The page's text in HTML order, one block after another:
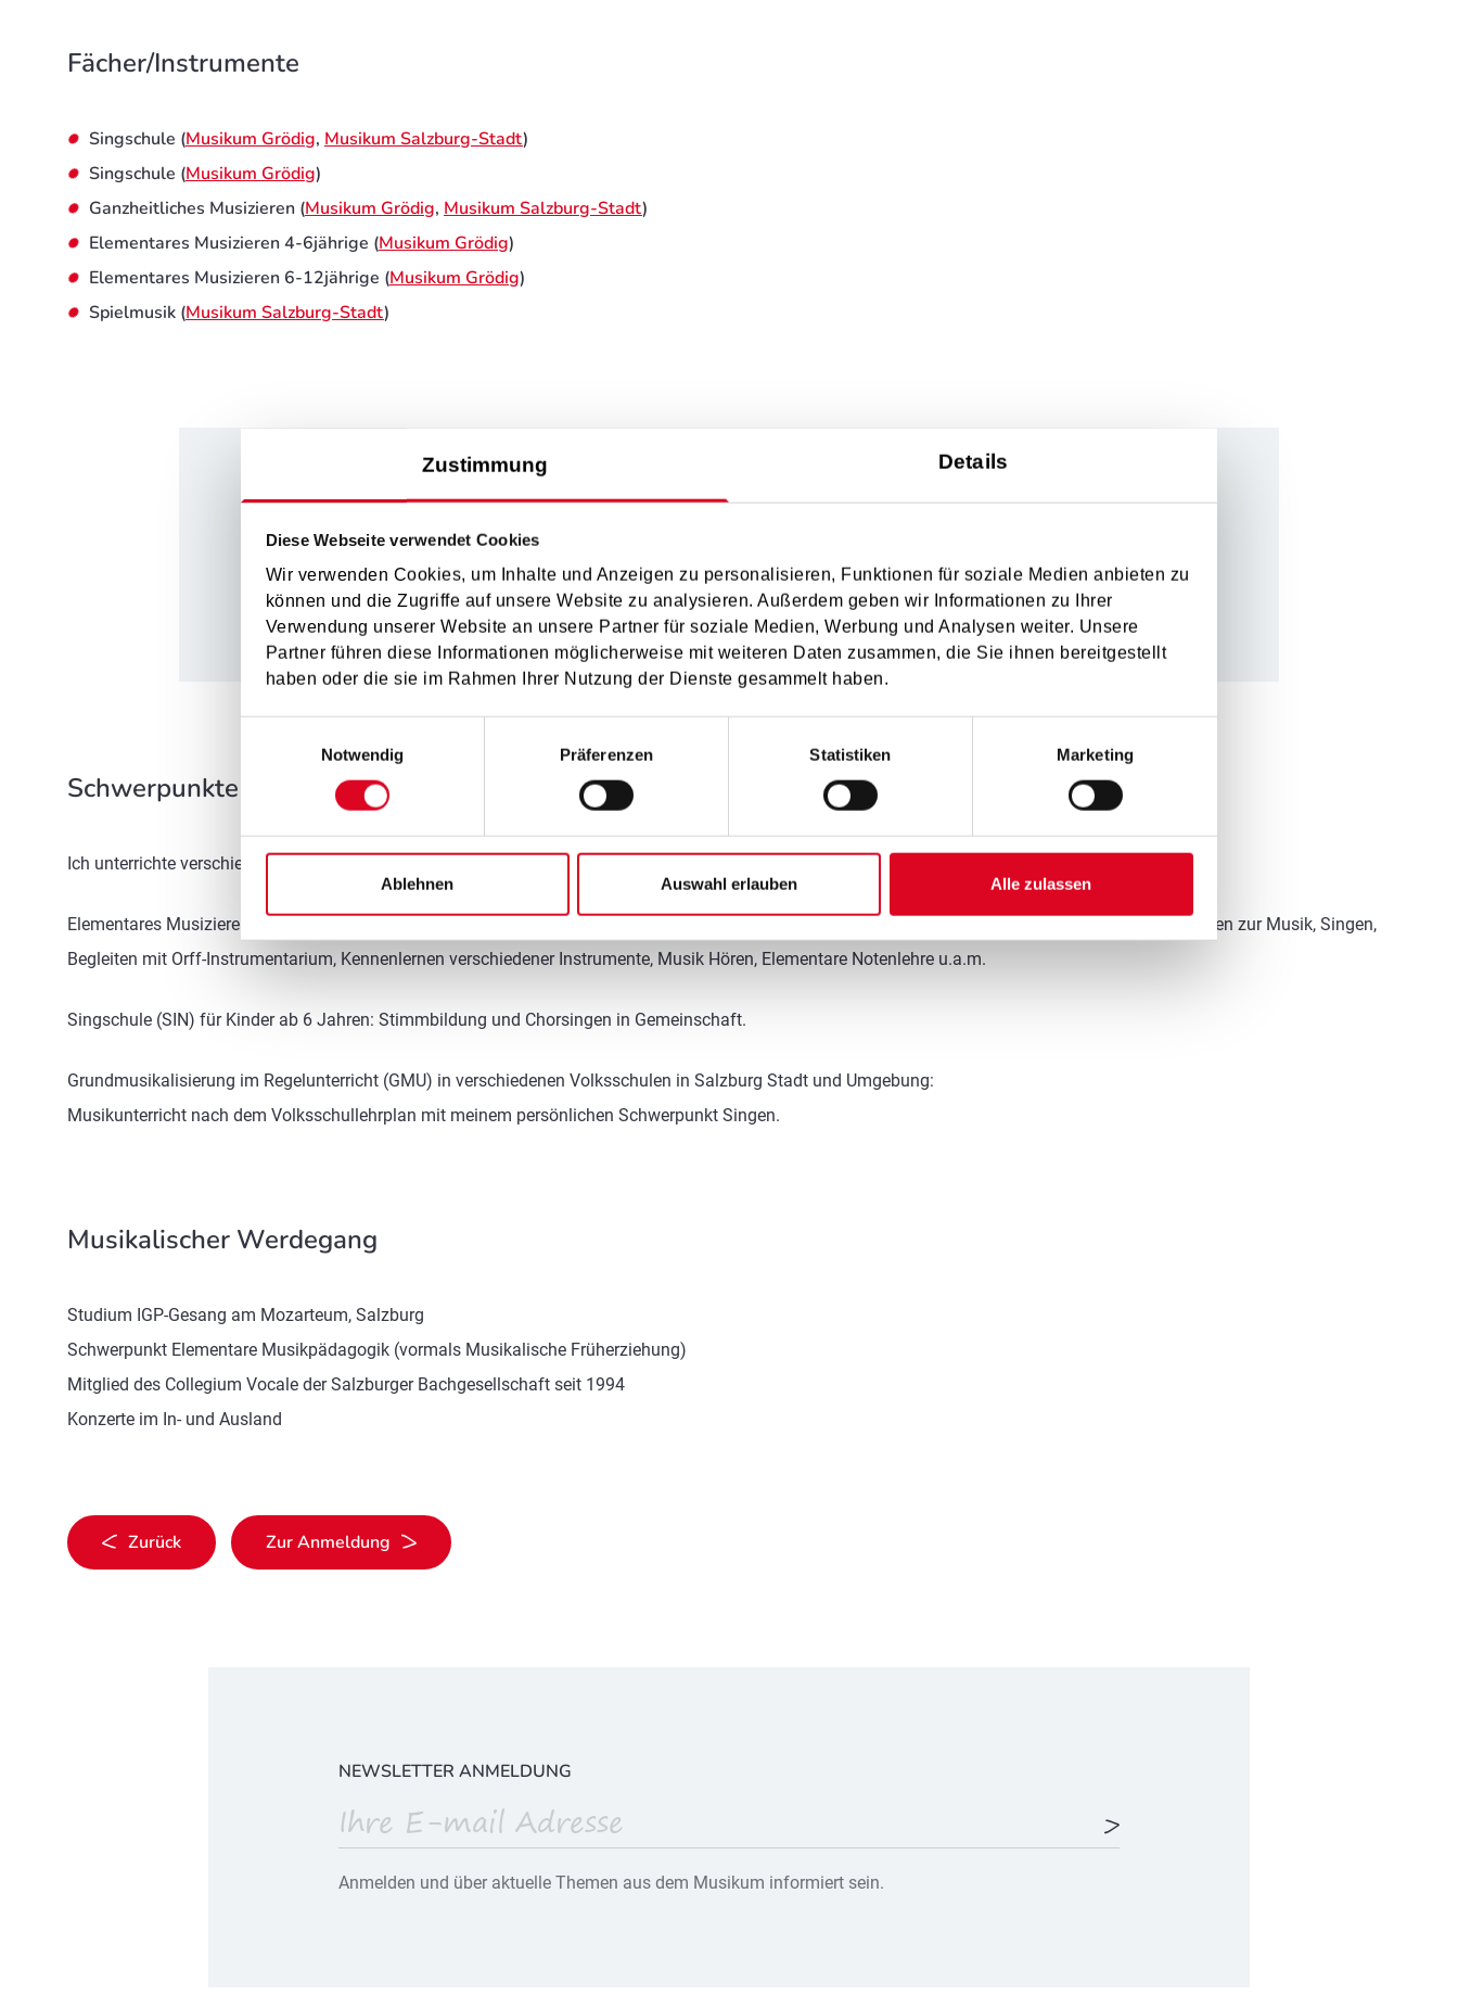
Zustimmung Details
Diese Webseite verwendet Cookies
Wir verwenden Cookies, um Inhalte und Anzeigen zu personalisieren, Funktionen für soziale Medien anbieten zu
können und die Zugriffe auf unsere Website zu analysieren. Außerdem geben wir Informationen zu Ihrer
Verwendung unserer Website an unsere Partner für soziale Medien, Werbung und Analysen weiter. Unsere
Partner führen diese Informationen möglicherweise mit weiteren Daten zusammen, die Sie ihnen bereitgestellt
haben oder die sie im Rahmen Ihrer Nutzung der Dienste gesammelt haben.
Notwendig
Präferenzen Statistiken Marketing
Ablehnen Auswahl erlauben Alle zulassen
Fächer/Instrumente
Singschule (Musikum Grödig, Musikum Salzburg-Stadt)
Singschule (Musikum Grödig)
Ganzheitliches Musizieren (Musikum Grödig, Musikum Salzburg-Stadt)
Elementares Musizieren 4-6jährige (Musikum Grödig)
Elementares Musizieren 6-12jährige (Musikum Grödig)
Spielmusik (Musikum Salzburg-Stadt)
Musik ist ein wichtiger Teil des Menschseins. Fehlt sie, dann ist der
Mensch nicht ganz. Sie stiftet Gemeinschaft und eine tiefe innere
Zufriedenheit. (Mary Wiesinger-Hartinger)
Schwerpunkte im Unterricht
Ich unterrichte verschiedene Fächer im Fachbereich Elementare Musikpädagogik (EMP):
Elementares Musizieren (EMU) für Kinder von 3 bis 6 Jahren. Hier lernen Kinder verschiedenste Zugänge zur Musik kennen. Rhythmusschulung, Bewegen zur Musik, Singen,
Begleiten mit Orff-Instrumentarium, Kennenlernen verschiedener Instrumente, Musik Hören, Elementare Notenlehre u.a.m.
Singschule (SIN) für Kinder ab 6 Jahren: Stimmbildung und Chorsingen in Gemeinschaft.
Grundmusikalisierung im Regelunterricht (GMU) in verschiedenen Volksschulen in Salzburg Stadt und Umgebung:
Musikunterricht nach dem Volksschullehrplan mit meinem persönlichen Schwerpunkt Singen.
Musikalischer Werdegang
Studium IGP-Gesang am Mozarteum, Salzburg
Schwerpunkt Elementare Musikpädagogik (vormals Musikalische Früherziehung)
Mitglied des Collegium Vocale der Salzburger Bachgesellschaft seit 1994
Konzerte im In- und Ausland
Zurück Zur Anmeldung
NEWSLETTER ANMELDUNG
Anmelden und über aktuelle Themen aus dem Musikum informiert sein.